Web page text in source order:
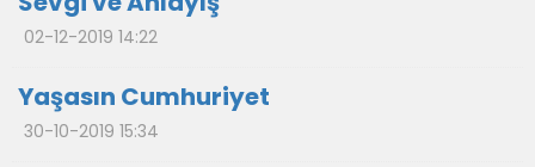
02-12-2019 14:22
Yaşasın Cumhuriyet
30-10-2019 15:34